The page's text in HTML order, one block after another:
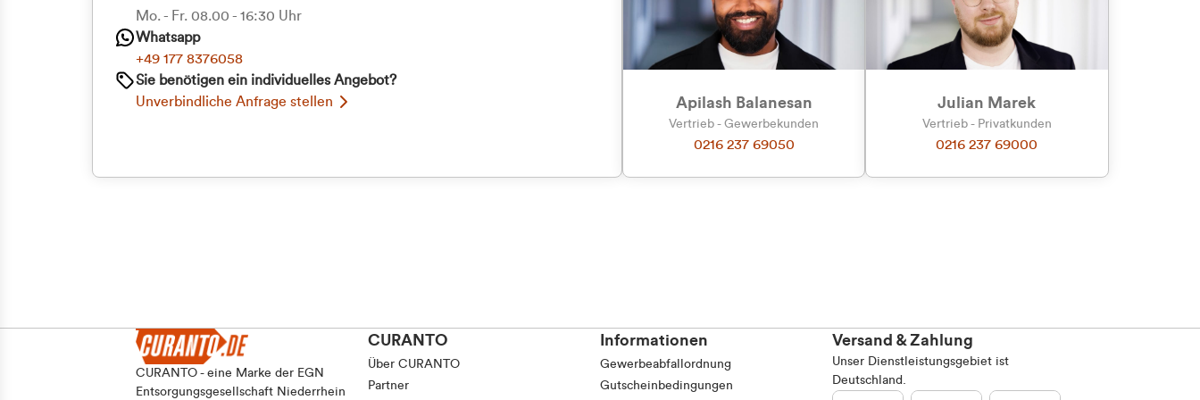
Einwilligungsauswahl
Statistiken Marketing
Mo. - Fr. 08.00 - 16:30 Uhr
Whatsapp
+49 177 8376058
Sie benötigen ein individuelles Angebot?
Unverbindliche Anfrage stellen
Apilash Balanesan
Vertrieb - Gewerbekunden
0216 237 69050
Julian Marek
Vertrieb - Privatkunden
0216 237 69000
CURANTO - eine Marke der EGN
Entsorgungsgesellschaft Niederrhein
CURANTO
Über CURANTO
Partner
Informationen
Gewerbeabfallordnung
Gutscheinbedingungen
Versand & Zahlung
Unser Dienstleistungsgebiet ist
Deutschland.